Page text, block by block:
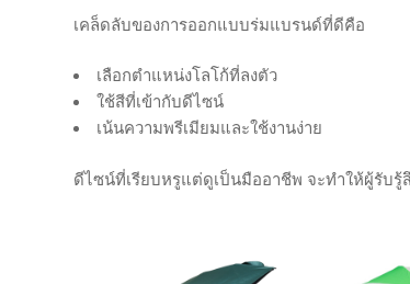
เคล็ดลับของการออกแบบร่มแบรนด์ที่ดีคือ
เลือกตำแหน่งโลโก้ที่ลงตัว
ใช้สีที่เข้ากับดีไซน์
เน้นความพรีเมียมและใช้งานง่าย
ดีไซน์ที่เรียบหรูแต่ดูเป็นมืออาชีพ จะทำให้ผู้รับ